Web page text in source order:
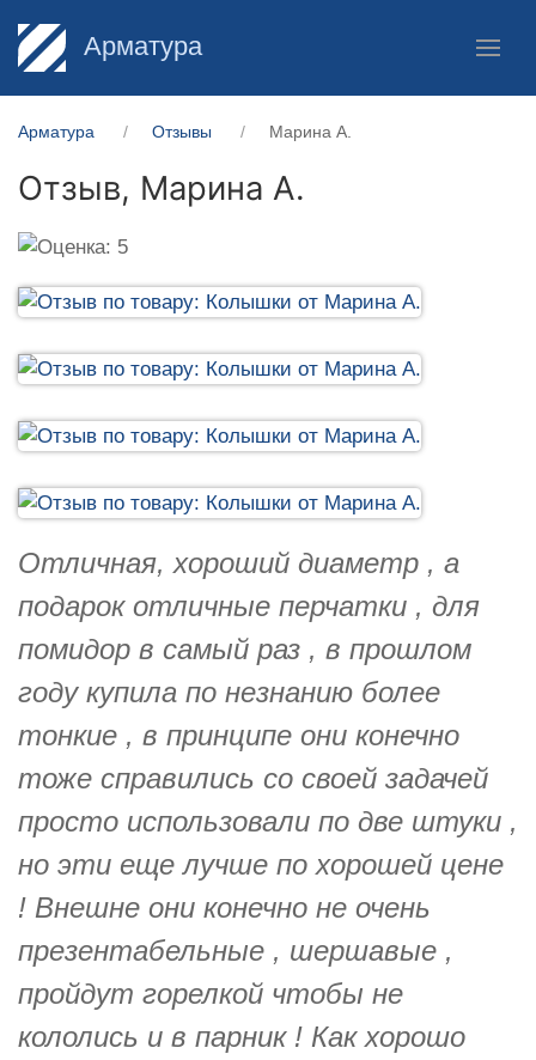
Арматура
Арматура Отзывы Марина А.
Отзыв, Марина А.
Отличная, хороший диаметр , а
подарок отличные перчатки , для
помидор в самый раз , в прошлом
году купила по незнанию более
тонкие , в принципе они конечно
тоже справились со своей задачей
просто использовали по две штуки ,
но эти еще лучше по хорошей цене
! Внешне они конечно не очень
презентабельные , шершавые ,
пройдут горелкой чтобы не
кололись и в парник ! Как хорошо